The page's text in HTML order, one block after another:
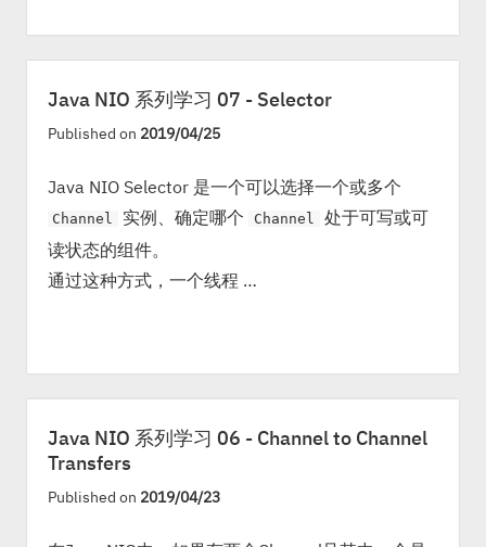
Java NIO 系列学习 07 - Selector
Published on 2019/04/25
Java NIO Selector 是一个可以选择一个或多个
Channel 实例、确定哪个 Channel
处于可写或可
读状态的组件。
通过这种方式，一个线程 …
Java NIO 系列学习 06 - Channel to Channel
Transfers
Published on 2019/04/23